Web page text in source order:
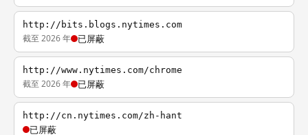
http://bits.blogs.nytimes.com
截至 2026 年 已屏蔽
http://www.nytimes.com/chrome
截至 2026 年 已屏蔽
http://cn.nytimes.com/zh-hant
已屏蔽